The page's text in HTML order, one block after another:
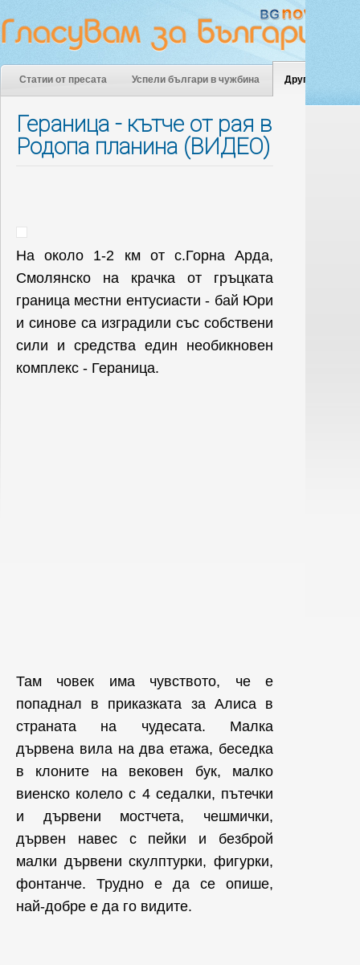
Статии от пресата Успели българи в чужбина Други
Гераница - кътче от рая в
Родопа планина (ВИДЕО)
На около 1-2 км от с.Горна Арда,
Смолянско на крачка от гръцката
граница местни ентусиасти - бай Юри
и синове са изградили със собствени
сили и средства един необикновен
комплекс - Гераница.
Там човек има чувството, че е
попаднал в приказката за Алиса в
страната на чудесата. Малка
дървена вила на два етажа, беседка
в клоните на вековен бук, малко
виенско колело с 4 седалки, пътечки
и дървени мостчета, чешмички,
дървен навес с пейки и безброй
малки дървени скулптурки, фигурки,
фонтанче. Трудно е да се опише,
най-добре е да го видите.